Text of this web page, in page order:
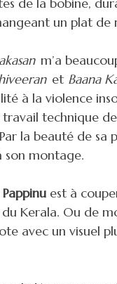
un plat de
m’a
et Baana
à la violence
technique
la beauté de
son montage.
Pappinu est à
Kerala. Ou de
avec un visuel